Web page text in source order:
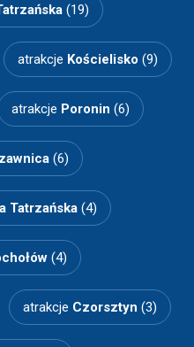
(19)
atrakcje Kościelisko (9)
atrakcje Poronin (6)
(6)
Tatrzańska(4)
(4)
atrakcje Czorsztyn (3)